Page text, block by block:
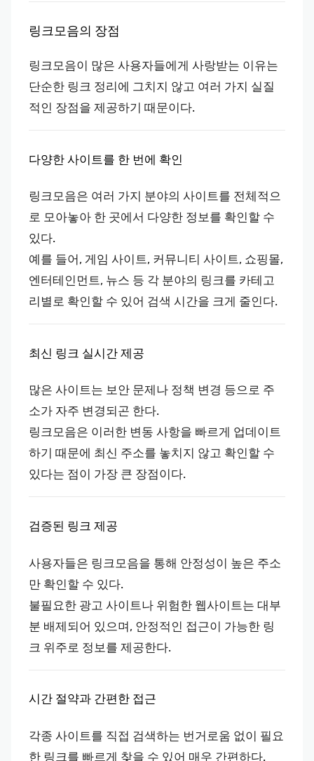
링크모음의 장점
링크모음이 많은 사용자들에게 사랑받는 이유는
단순한 링크 정리에 그치지 않고 여러 가지 실질
적인 장점을 제공하기 때문이다.
다양한 사이트를 한 번에 확인
링크모음은 여러 가지 분야의 사이트를 전체적으
로 모아놓아 한 곳에서 다양한 정보를 확인할 수
있다.
예를 들어, 게임 사이트, 커뮤니티 사이트, 쇼핑몰,
엔터테인먼트, 뉴스 등 각 분야의 링크를 카테고
리별로 확인할 수 있어 검색 시간을 크게 줄인다.
최신 링크 실시간 제공
많은 사이트는 보안 문제나 정책 변경 등으로 주
소가 자주 변경되곤 한다.
링크모음은 이러한 변동 사항을 빠르게 업데이트
하기 때문에 최신 주소를 놓치지 않고 확인할 수
있다는 점이 가장 큰 장점이다.
검증된 링크 제공
사용자들은 링크모음을 통해 안정성이 높은 주소
만 확인할 수 있다.
불필요한 광고 사이트나 위험한 웹사이트는 대부
분 배제되어 있으며, 안정적인 접근이 가능한 링
크 위주로 정보를 제공한다.
시간 절약과 간편한 접근
각종 사이트를 직접 검색하는 번거로움 없이 필요
한 링크를 빠르게 찾을 수 있어 매우 간편하다.